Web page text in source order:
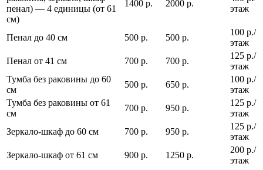
пенал) — 4 единицы (от 61
см)
1400 р. 2000 р.
этаж
Пенал до 40 см 500 р. 500 р.
100 р./
этаж
Пенал от 41 см
700 р. 700 р.
125 р./
этаж
Тумба без раковины до 60
см
500 р. 650 р.
100 р./
этаж
Тумба без раковины от 61
см
700 р. 950 р.
125 р./
этаж
Зеркало-шкаф до 60 см
700 р. 950 р.
125 р./
этаж
Зеркало-шкаф от 61 см
900 р. 1250 р.
200 р./
этаж